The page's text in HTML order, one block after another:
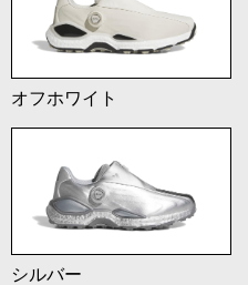
オフホワイト
シルバー